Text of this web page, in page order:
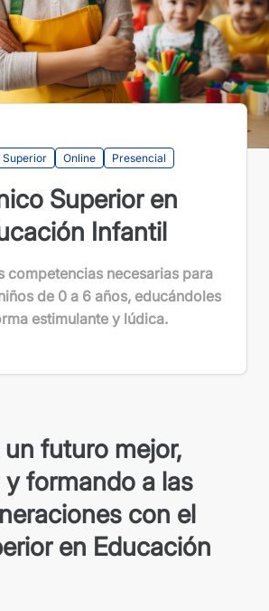
Superior Online Presencial
Superior en
Infantil
competencias necesarias para
de 0 a 6 años, educándoles
estimulante y lúdica.
futuro mejor,
formando a las
con el
en Educación